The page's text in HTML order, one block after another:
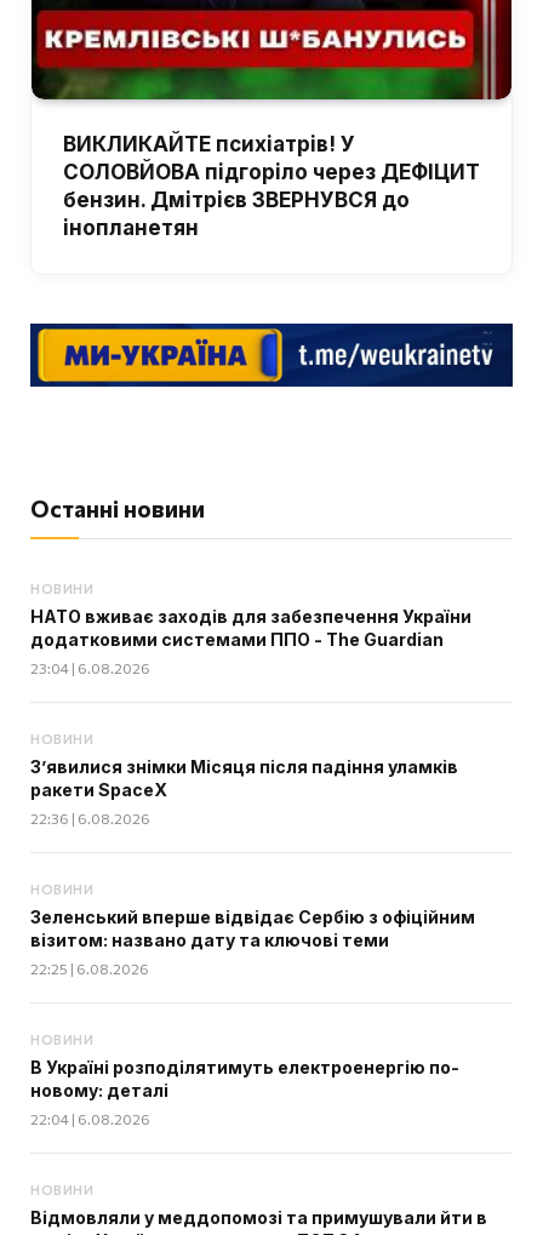
ВИКЛИКАЙТЕ психіатрів! У
СОЛОВЙОВА підгоріло через ДЕФІЦИТ
бензин. Дмітрієв ЗВЕРНУВСЯ до
інопланетян
Останні новини
НОВИНИ
НАТО вживає заходів для забезпечення України
додатковими системами ППО - The Guardian
23:04 | 6.08.2026
НОВИНИ
З’явилися знімки Місяця після падіння уламків
ракети SpaceX
22:36 | 6.08.2026
НОВИНИ
Зеленський вперше відвідає Сербію з офіційним
візитом: названо дату та ключові теми
22:25 | 6.08.2026
НОВИНИ
В Україні розподілятимуть електроенергію по-
новому: деталі
22:04 | 6.08.2026
НОВИНИ
Відмовляли у меддопомозі та примушували йти в